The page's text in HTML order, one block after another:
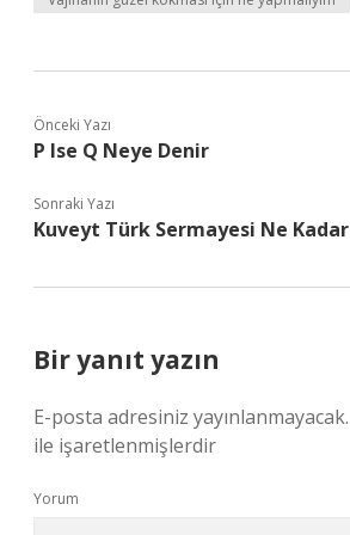
Önceki Yazı
P Ise Q Neye Denir
Sonraki Yazı
Kuveyt Türk Sermayesi Ne Kadar
Bir yanıt yazın
E-posta adresiniz yayınlanmayacak.
ile işaretlenmişlerdir
Yorum